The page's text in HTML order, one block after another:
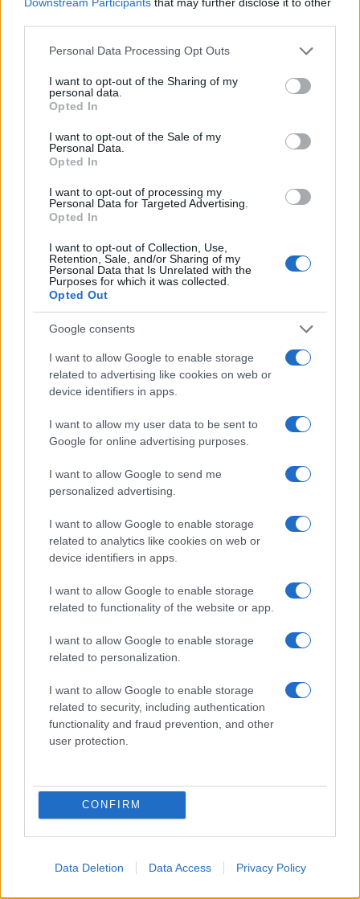
Please note that this website/app uses one or more Google
not limited to your visit or usage behaviour. You may click to
grant or deny consent to Google and its third-party tags to
use your data for below specified purposes in below Google
consent section.
Personal Data Processing Opt Outs
I want to opt-out of the Sharing of my
personal data.
Opted In
I want to opt-out of the Sale of my
Personal Data.
Opted In
I want to opt-out of processing my
Personal Data for Targeted Advertising.
Opted In
I want to opt-out of Collection, Use,
Retention, Sale, and/or Sharing of my
Personal Data that Is Unrelated with the
Purposes for which it was collected.
Opted Out
Google consents
I want to allow Google to enable storage
related to advertising like cookies on web or
device identifiers in apps.
I want to allow my user data to be sent to
Google for online advertising purposes.
I want to allow Google to send me
personalized advertising.
I want to allow Google to enable storage
related to analytics like cookies on web or
device identifiers in apps.
I want to allow Google to enable storage
related to functionality of the website or app.
I want to allow Google to enable storage
related to personalization.
I want to allow Google to enable storage
related to security, including authentication
functionality and fraud prevention, and other
user protection.
CONFIRM
Data Deletion Data Access Privacy Policy
ΕΛΛΑΔΑ
Πυκνή χιονόπτωση στο Πήλιο-Ανοιχτοί οι
Πάνω από 10 εκατοστά το ύψος του χιονιού
στα Χάνια
ΕΛΛΑΔΑ
21/05/2016 - 15:48
Πλημμύρισαν η Πορταριά και τα N.
Μουδανιά! (ΦΩΤΟ+ΒΙΝΤΕΟ)
Εγκλωβισμένοι κάτοικοι και
καταστηματάρχες